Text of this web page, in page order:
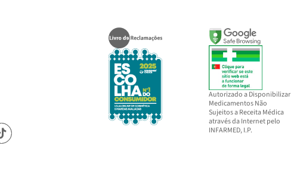
Autorizado a Disponibilizar
Medicamentos Não
Sujeitos a Receita Médica
através da Internet pelo
INFARMED, I.P.